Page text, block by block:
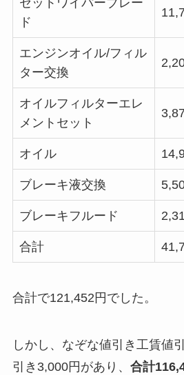
ド
エンジンオイル/フィル
ター交換
オイルフィルターエレ
メントセット
オイル
ブレーキ液交換
ブレーキフルード
合計
合計で121,452円でした。
しかし、なぞな値引き工賃値
引き3,000円があり、 合計